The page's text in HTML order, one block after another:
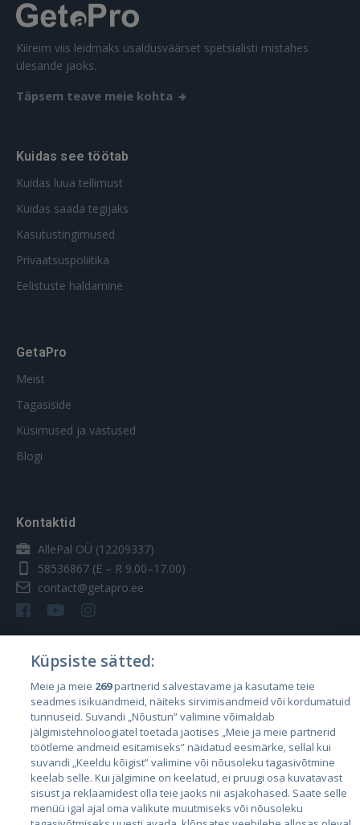
 Sign in with Apple
Ei ole veel registreerunud?
Kiireim viis leidmaks usaldusväärset spetsialisti mistahes
ülesande jaoks.
Täpsem teave meie kohta
Kuidas see töötab
Kuidas luua tellimust
Kuidas saada tegijaks
Kasutustingimused
Privaatsuspoliitika
Eelistuste haldamine
GetaPro
Meist
Tagasiside
Küsimused ja vastused
Blogi
Kontaktid
AllePal OÜ (12209337)
58536867 (E – R 9.00–17.00)
contact@getapro.ee
Riigid
Eesti
Läti
Leedu
Küpsiste sätted:
Meie ja meie 269partnerid salvestavame ja kasutame teie
seadmes isikuandmeid, näiteks sirvimisandmeid või kordumatuid
tunnuseid. Suvandi „Nõustun” valimine võimaldab
jälgimistehnoloogiatel toetada jaotises „Meie ja meie partnerid
töötleme andmeid esitamiseks” näidatud eesmärke, sellal kui
suvandi „Keeldu kõigist” valimine või nõusoleku tagasivõtmine
keelab selle. Kui jälgimine on keelatud, ei pruugi osa kuvatavast
sisust ja reklaamidest olla teie jaoks nii asjakohased. Saate selle
menüü igal ajal oma valikute muutmiseks või nõusoleku